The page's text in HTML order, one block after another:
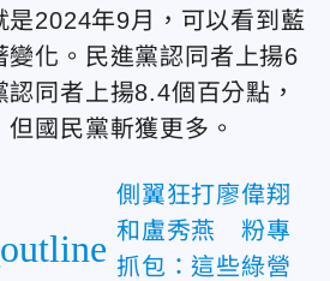
是2024年9月，可以看到藍
變化。民進黨認同者上揚6
同者上揚8.4個百分點，
國民黨斬獲更多。
側翼狂打廖偉翔
和盧秀燕 粉專
抓包：這些綠營